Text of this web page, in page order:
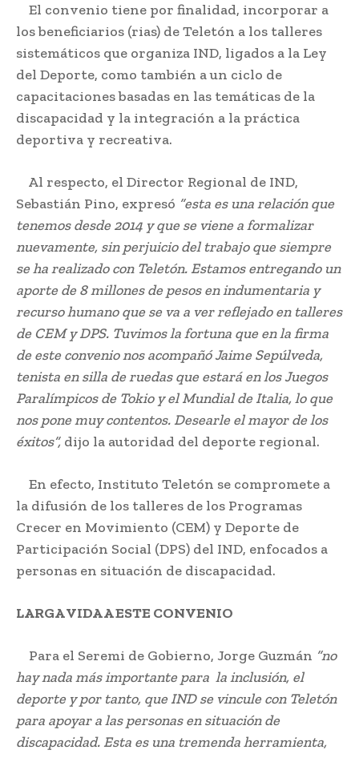
El convenio tiene por finalidad, incorporar a
los beneficiarios (rias) de Teletón a los talleres
sistemáticos que organiza IND, ligados a la Ley
del Deporte, como también a un ciclo de
capacitaciones basadas en las temáticas de la
discapacidad y la integración a la práctica
deportiva y recreativa.
Al respecto, el Director Regional de IND,
Sebastián Pino, expresó “esta es una relación que
tenemos desde 2014 y que se viene a formalizar
nuevamente, sin perjuicio del trabajo que siempre
se ha realizado con Teletón. Estamos entregando un
aporte de 8 millones de pesos en indumentaria y
recurso humano que se va a ver reflejado en talleres
de CEM y DPS. Tuvimos la fortuna que en la firma
de este convenio nos acompañó Jaime Sepúlveda,
tenista en silla de ruedas que estará en los Juegos
Paralímpicos de Tokio y el Mundial de Italia, lo que
nos pone muy contentos. Desearle el mayor de los
éxitos”, dijo la autoridad del deporte regional.
En efecto, Instituto Teletón se compromete a
la difusión de los talleres de los Programas
Crecer en Movimiento (CEM) y Deporte de
Participación Social (DPS) del IND, enfocados a
personas en situación de discapacidad.
LARGA VIDA A ESTE CONVENIO
Para el Seremi de Gobierno, Jorge Guzmán “no
hay nada más importante para la inclusión, el
deporte y por tanto, que IND se vincule con Teletón
para apoyar a las personas en situación de
discapacidad. Esta es una tremenda herramienta,